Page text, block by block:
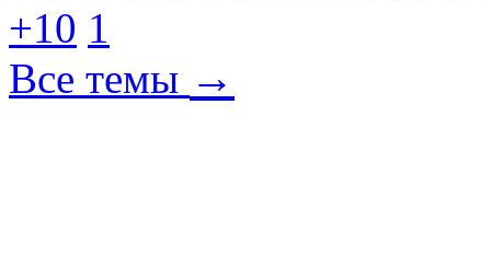
+10 1
Все темы →